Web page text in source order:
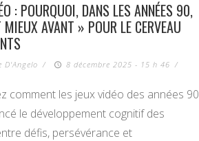
: POURQUOI, DANS LES ANNÉES 90,
MIEUX AVANT » POUR LE CERVEAU
D'Angelo / 8 décembre 2025 - 15 h 46 /
comment les jeux vidéo des années 90
le développement cognitif des
défis, persévérance et